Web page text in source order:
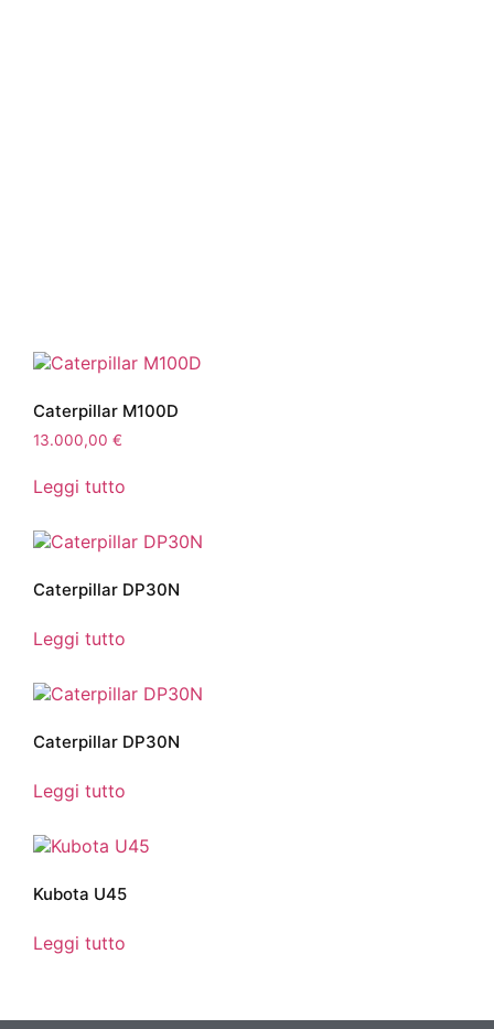
Caterpillar M100D
13.000,00 €
Leggi tutto
Caterpillar DP30N
Leggi tutto
Caterpillar DP30N
Leggi tutto
Kubota U45
Leggi tutto